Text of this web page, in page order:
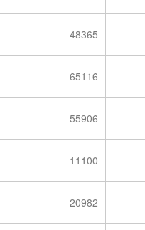
48365
65116
55906
11100
20982